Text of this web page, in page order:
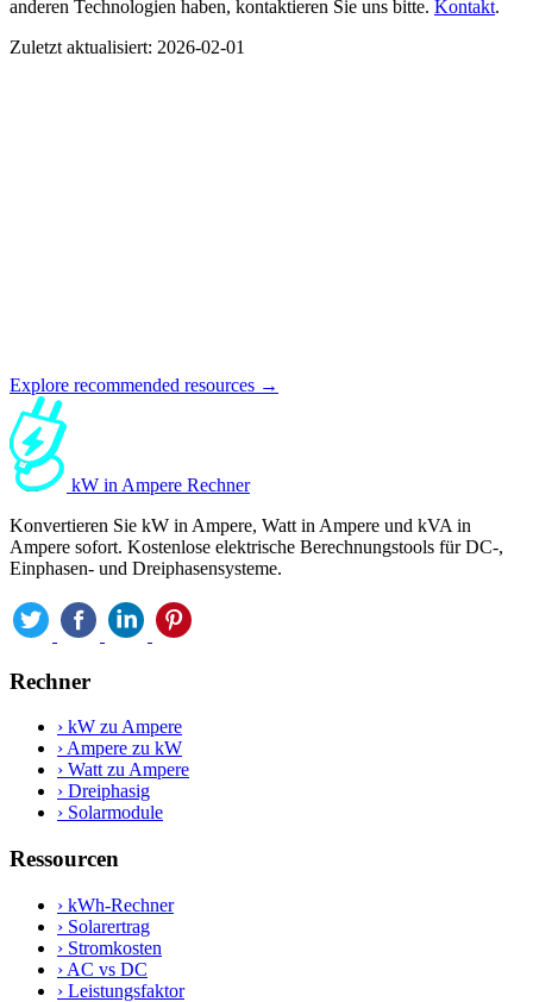
anderen Technologien haben, kontaktieren Sie uns bitte. Kontakt.
Zuletzt aktualisiert: 2026-02-01
Explore recommended resources →
kW in Ampere Rechner
Konvertieren Sie kW in Ampere, Watt in Ampere und kVA in
Ampere sofort. Kostenlose elektrische Berechnungstools für DC-,
Einphasen- und Dreiphasensysteme.
Rechner
› kW zu Ampere
› Ampere zu kW
› Watt zu Ampere
› Dreiphasig
› Solarmodule
Ressourcen
› kWh-Rechner
› Solarertrag
› Stromkosten
› AC vs DC
› Leistungsfaktor